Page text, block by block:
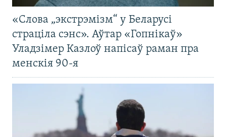
«Слова „экстрэмізм“ у Беларусі
страціла сэнс». Аўтар «Гопнікаў»
Уладзімер Казлоў напісаў раман пра
менскія 90-я